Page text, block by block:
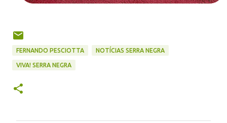
FERNANDO PESCIOTTA NOTÍCIAS SERRA NEGRA
VIVA! SERRA NEGRA